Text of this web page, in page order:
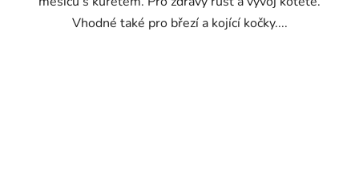
Vhodné také pro březí a kojící kočky....